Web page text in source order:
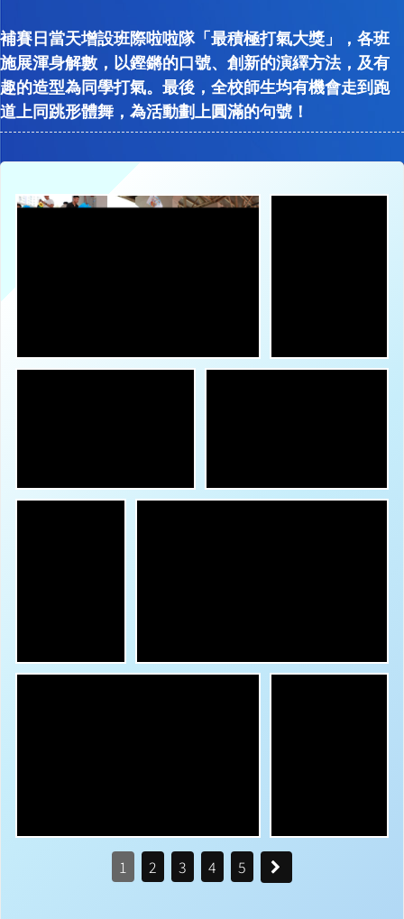
補賽日當天增設班際啦啦隊「最積極打氣大獎」，各班
施展渾身解數，以鏗鏘的口號、創新的演繹方法，及有
趣的造型為同學打氣。最後，全校師生均有機會走到跑
道上同跳形體舞，為活動劃上圓滿的句號！
1 2 3 4 5